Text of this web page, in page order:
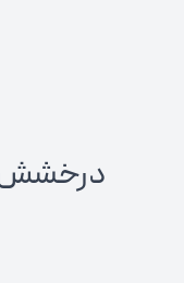
درخشش